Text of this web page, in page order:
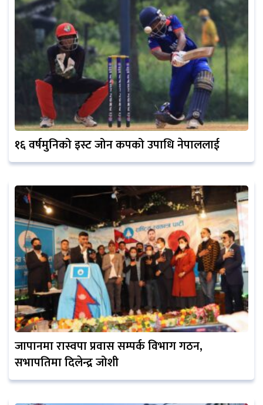
१६ वर्षमुनिको इस्ट जोन कपको उपाधि नेपाललाई
जापानमा रास्वपा प्रवास सम्पर्क विभाग गठन,
सभापतिमा दिलेन्द्र जोशी